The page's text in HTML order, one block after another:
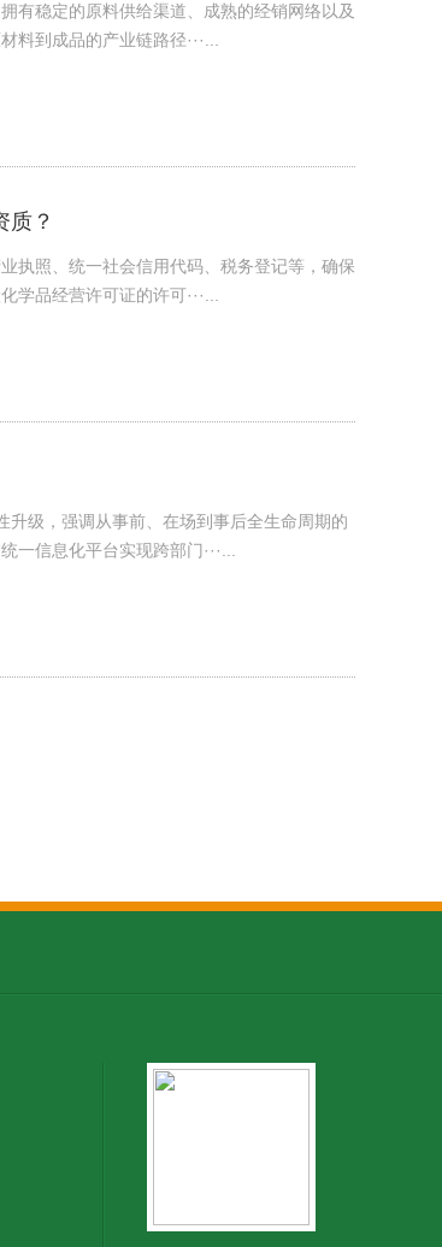
有稳定的原料供给渠道、成熟的经销网络以及
到成品的产业链路径···...
质？
执照、统一社会信用代码、税务登记等，确保
品经营许可证的许可···...
级，强调从事前、在场到事后全生命周期的
信息化平台实现跨部门···...